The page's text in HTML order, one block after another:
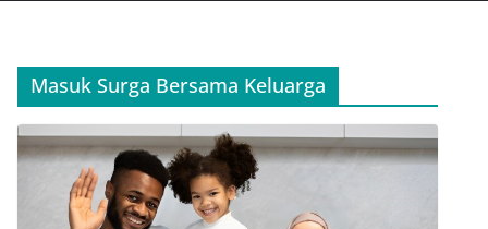
Masuk Surga Bersama Keluarga